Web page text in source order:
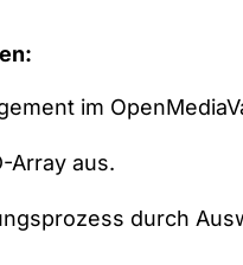
im
Array aus.
durch